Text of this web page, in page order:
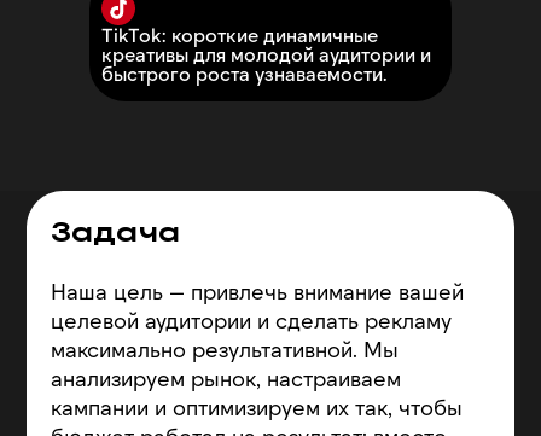
TikTok: короткие динамичные
креативы для молодой аудитории и
быстрого роста узнаваемости.
Задача
Наша цель — привлечь внимание вашей
целевой аудитории и сделать рекламу
максимально результативной. Мы
анализируем рынок, настраиваем
кампании и оптимизируем их так, чтобы